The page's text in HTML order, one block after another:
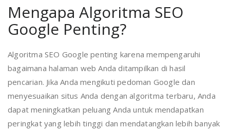
Mengapa Algoritma SEO
Google Penting?
Algoritma SEO Google penting karena mempengaruhi
bagaimana halaman web Anda ditampilkan di hasil
pencarian. Jika Anda mengikuti pedoman Google dan
menyesuaikan situs Anda dengan algoritma terbaru, Anda
dapat meningkatkan peluang Anda untuk mendapatkan
peringkat yang lebih tinggi dan mendatangkan lebih banyak